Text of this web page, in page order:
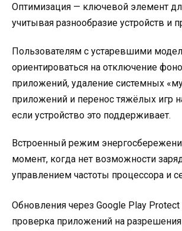
Оптимизация — ключевой элемент
учитывая разнообразие устройств и
Пользователям с устаревшими
ориентироваться на отключение
приложений, удаление системных
приложений и перенос тяжёлых игр
если устройство это поддерживает.
Встроенный режим
момент, когда нет возможности
управлением частоты процессора и
Обновления через Google Play Protect
проверка приложений на разрешения